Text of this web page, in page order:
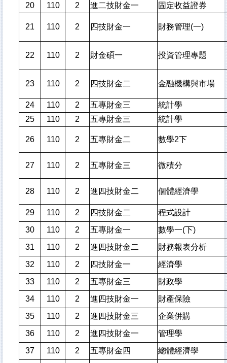
20
110 2 進二技財金一 固定收益證券
21 110 2 四技財金一 財務管理(一)
22 110 2 財金碩一 投資管理專題
23 110 2 四技財金二 金融機構與市場
24 110 2 五專財金三
統計學
25
110 2 五專財金三 統計學
26 110 2 五專財金二 數學2下
27 110 2 五專財金三 微積分
28 110 2 進四技財金二 個體經濟學
29 110 2 四技財金二
程式設計
30
110 2 五專財金一
數學一(下)
31
110 2 進四技財金二
財務報表分析
32
110 2 四技財金一
經濟學
33
110 2 五專財金三
財政學
34
110 2 進四技財金一
財產保險
35
110 2 進四技財金三
企業併購
36
110 2 進四技財金一
管理學
37
110 2 五專財金四 總體經濟學